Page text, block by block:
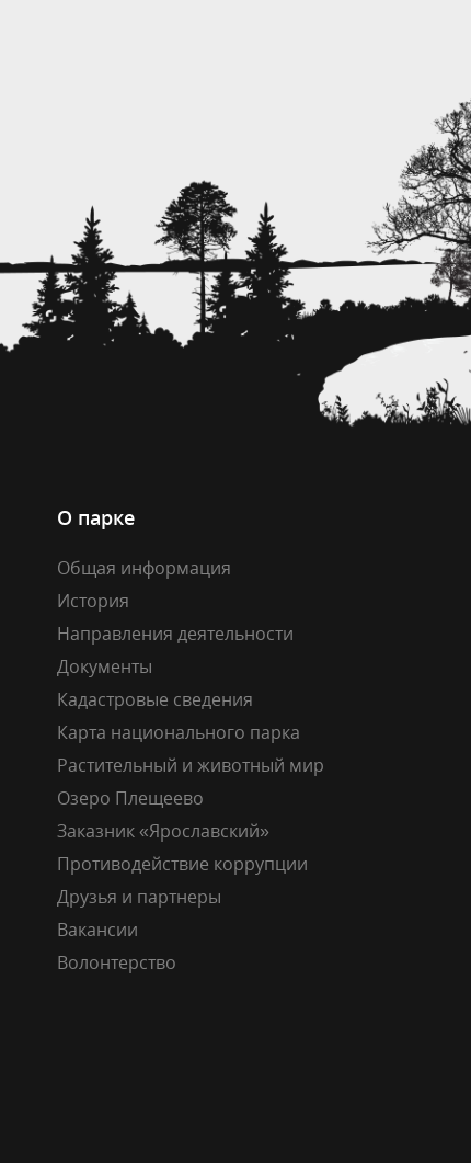
О парке
Общая информация
История
Направления деятельности
Документы
Кадастровые сведения
Карта национального парка
Растительный и животный мир
Озеро Плещеево
Заказник «Ярославский»
Противодействие коррупции
Друзья и партнеры
Вакансии
Волонтерство